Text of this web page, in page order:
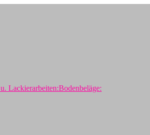
Lackierarbeiten:Bodenbeläge: